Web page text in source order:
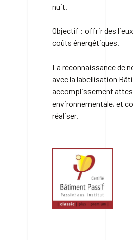
nuit.
Objectif : offrir des
coûts énergétiques.
La reconnaissance de
avec la labellisation
accomplissement
environnementale, et
réaliser.